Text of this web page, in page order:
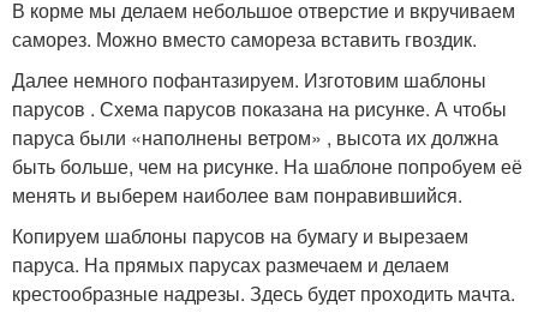
В корме мы делаем небольшое отверстие и вкручиваем
саморез. Можно вместо самореза вставить гвоздик.
Далее немного пофантазируем. Изготовим шаблоны
парусов . Схема парусов показана на рисунке. А чтобы
паруса были «наполнены ветром» , высота их должна
быть больше, чем на рисунке. На шаблоне попробуем её
менять и выберем наиболее вам понравившийся.
Копируем шаблоны парусов на бумагу и вырезаем
паруса. На прямых парусах размечаем и делаем
крестообразные надрезы. Здесь будет проходить мачта.